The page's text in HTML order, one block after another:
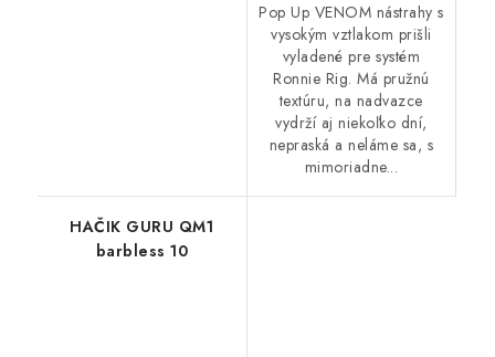
Pop Up VENOM nástrahy s
vysokým vztlakom prišli
vyladené pre systém
Ronnie Rig. Má pružnú
textúru, na nadvazce
vydrží aj niekoľko dní,
nepraská a neláme sa, s
mimoriadne...
HAČIK GURU QM1
barbless 10